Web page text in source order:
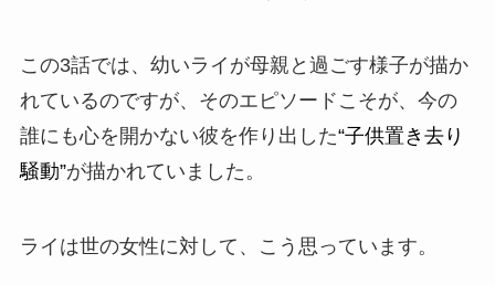
この3話では、幼いライが母親と過ごす様子が描か
れているのですが、そのエピソードこそが、今の
誰にも心を開かない彼を作り出した“子供置き去り
騒動”が描かれていました。
ライは世の女性に対して、こう思っています。